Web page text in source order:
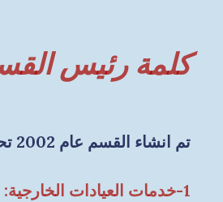
كلمة رئيس
تم انشاء القسم عام 2002 تحت اشراف رئيس القسم السابق د/يونس عبدالحافظ ،وتم تداول رئاسة القسم لدكتور حسام الجمعيى عام 2004 حتى الان
1-خدمات العيادات الخارجية: